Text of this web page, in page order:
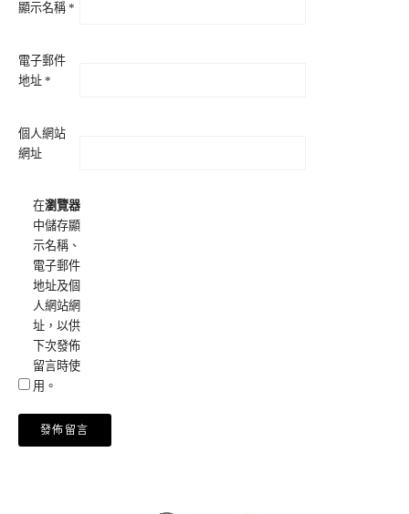
顯示名稱 *
電子郵件
地址 *
個人網站
網址
在瀏覽器
中儲存顯
示名稱、
電子郵件
地址及個
人網站網
址，以供
下次發佈
留言時使
用。